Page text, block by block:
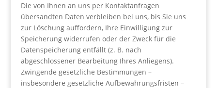
Die von Ihnen an uns per Kontaktanfragen
übersandten Daten verbleiben bei uns, bis Sie uns
zur Löschung auffordern, Ihre Einwilligung zur
Speicherung widerrufen oder der Zweck für die
Datenspeicherung entfällt (z. B. nach
abgeschlossener Bearbeitung Ihres Anliegens).
Zwingende gesetzliche Bestimmungen –
insbesondere gesetzliche Aufbewahrungsfristen –